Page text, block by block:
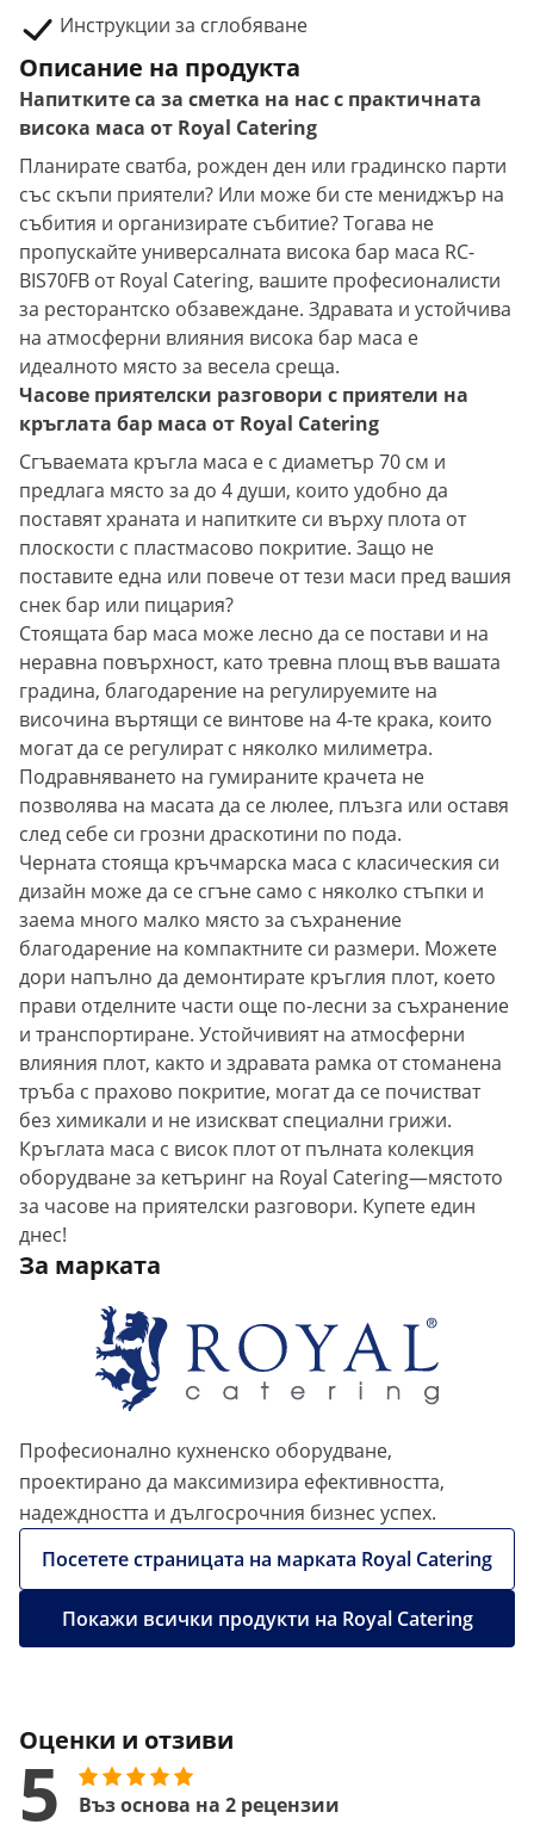
Инструкции за сглобяване
Описание на продукта
Напитките са за сметка на нас с практичната
висока маса от Royal Catering
Планирате сватба, рожден ден или градинско парти
със скъпи приятели? Или може би сте мениджър на
събития и организирате събитие? Тогава не
пропускайте универсалната висока бар маса RC-
BIS70FB от Royal Catering, вашите професионалисти
за ресторантско обзавеждане. Здравата и устойчива
на атмосферни влияния висока бар маса е
идеалното място за весела среща.
Часове приятелски разговори с приятели на
кръглата бар маса от Royal Catering
Сгъваемата кръгла маса е с диаметър 70 см и
предлага място за до 4 души, които удобно да
поставят храната и напитките си върху плота от
плоскости с пластмасово покритие. Защо не
поставите една или повече от тези маси пред вашия
снек бар или пицария?
Стоящата бар маса може лесно да се постави и на
неравна повърхност, като тревна площ във вашата
градина, благодарение на регулируемите на
височина въртящи се винтове на 4-те крака, които
могат да се регулират с няколко милиметра.
Подравняването на гумираните крачета не
позволява на масата да се люлее, плъзга или оставя
след себе си грозни драскотини по пода.
Черната стояща кръчмарска маса с класическия си
дизайн може да се сгъне само с няколко стъпки и
заема много малко място за съхранение
благодарение на компактните си размери. Можете
дори напълно да демонтирате кръглия плот, което
прави отделните части още по-лесни за съхранение
и транспортиране. Устойчивият на атмосферни
влияния плот, както и здравата рамка от стоманена
тръба с прахово покритие, могат да се почистват
без химикали и не изискват специални грижи.
Кръглата маса с висок плот от пълната колекция
оборудване за кетъринг на Royal Catering—мястото
за часове на приятелски разговори. Купете един
днес!
За марката
Професионално кухненско оборудване,
проектирано да максимизира ефективността,
надеждността и дългосрочния бизнес успех.
Посетете страницата на марката Royal Catering
Покажи всички продукти на Royal Catering
Оценки и отзиви
5 Въз основа на 2 рецензии